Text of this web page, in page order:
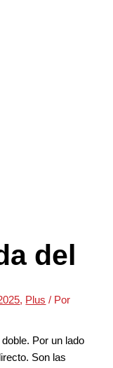
del
, Plus / Por
Por un lado
Son las